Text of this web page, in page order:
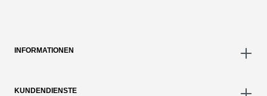
INFORMATIONEN
KUNDENDIENSTE